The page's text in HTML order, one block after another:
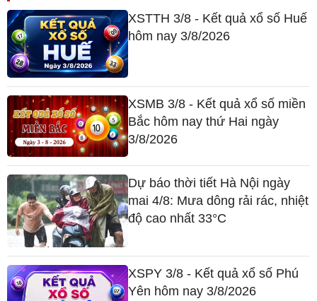
XSTTH 3/8 - Kết quả xổ số Huế
hôm nay 3/8/2026
XSMB 3/8 - Kết quả xổ số miền
Bắc hôm nay thứ Hai ngày
3/8/2026
Dự báo thời tiết Hà Nội ngày
mai 4/8: Mưa dông rải rác, nhiệt
độ cao nhất 33°C
XSPY 3/8 - Kết quả xổ số Phú
Yên hôm nay 3/8/2026